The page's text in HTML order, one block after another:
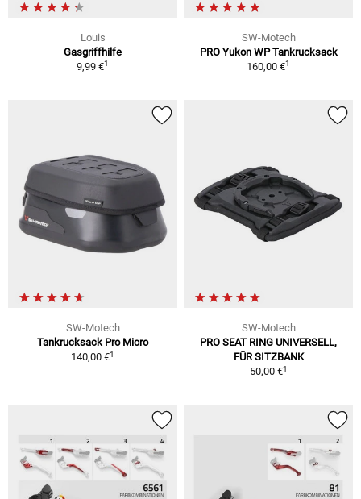
Louis
Gasgriffhilfe
9,99 €1
SW-Motech
PRO Yukon WP Tankrucksack
160,00 €1
SW-Motech
Tankrucksack Pro Micro
140,00 €1
SW-Motech
PRO SEAT RING UNIVERSELL,
FÜR SITZBANK
50,00 €1